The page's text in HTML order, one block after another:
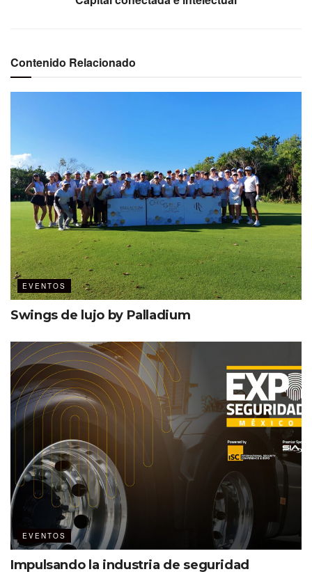
Contenido Relacionado
EVENTOS
Swings de lujo by Palladium
EVENTOS
Impulsando la industria de seguridad